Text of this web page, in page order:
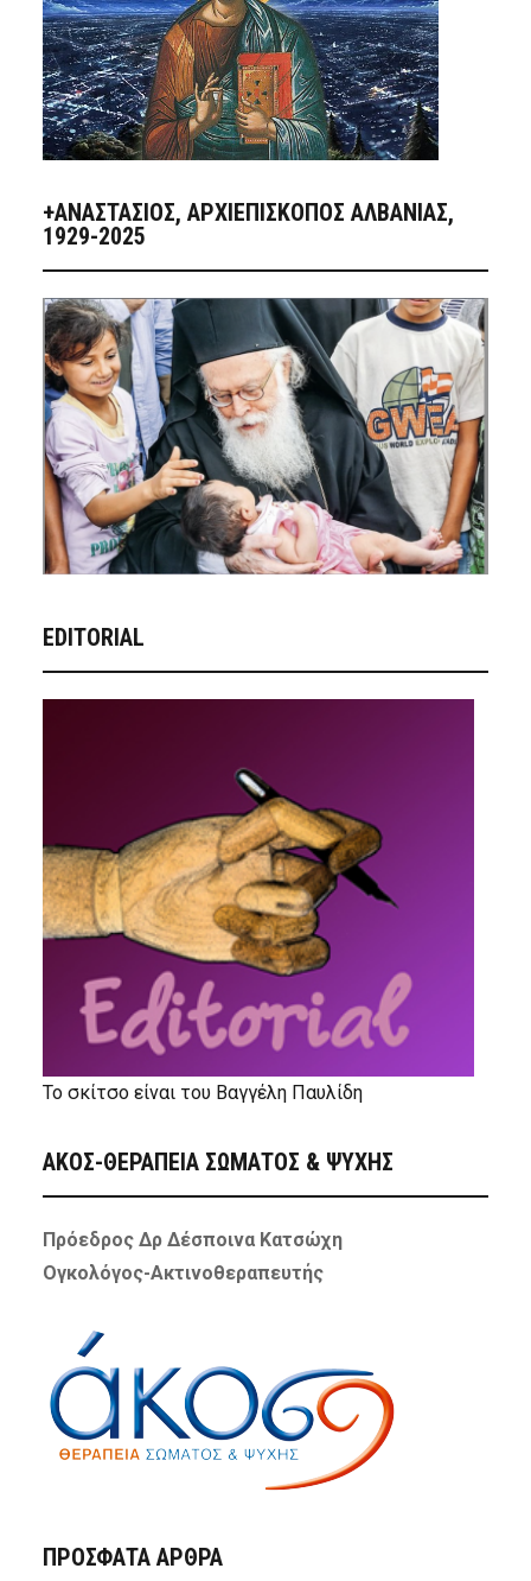
+ΑΝΑΣΤΆΣΙΟΣ, ΑΡΧΙΕΠΊΣΚΟΠΟΣ ΑΛΒΑΝΊΑΣ,
1929-2025
EDITORIAL
Το σκίτσο είναι του Βαγγέλη Παυλίδη
ΑΚΟΣ-ΘΕΡΑΠΕΙΑ ΣΩΜΑΤΟΣ & ΨΥΧΗΣ
Πρόεδρος Δρ Δέσποινα Κατσώχη
Ογκολόγος-Ακτινοθεραπευτής
ΠΡΌΣΦΑΤΑ ΆΡΘΡΑ